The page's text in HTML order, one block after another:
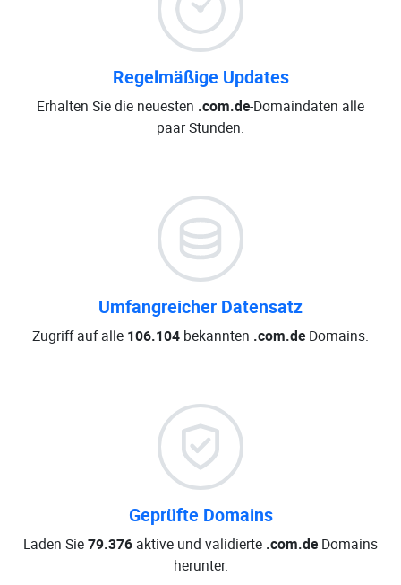
Regelmäßige Updates
Erhalten Sie die neuesten .com.de-Domaindaten alle
paar Stunden.
Umfangreicher Datensatz
Zugriff auf alle 106.104 bekannten .com.de Domains.
Geprüfte Domains
Laden Sie79.376 aktive und validierte .com.de Domains
herunter.